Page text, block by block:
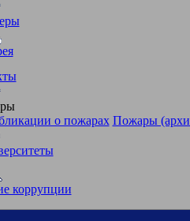
о пожарах Пожары
коррупции